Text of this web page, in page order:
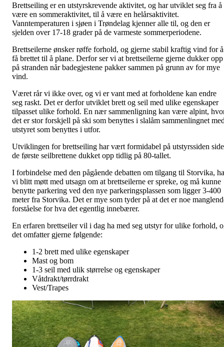
Brettseiling er en utstyrskrevende aktivitet, og har utviklet seg fra å
være en sommeraktivitet, til å være en helårsaktivitet.
Vanntemperaturen i sjøen i Trøndelag kjenner alle til, og den er
sjelden over 17-18 grader på de varmeste sommerperiodene.
Brettseilerne ønsker røffe forhold, og gjerne stabil kraftig vind for å
få brettet til å plane. Derfor ser vi at brettseilerne gjerne dukker opp
på stranden når badegjestene pakker sammen på grunn av for mye
vind.
Været rår vi ikke over, og vi er vant med at forholdene kan endre
seg raskt. Det er derfor utviklet brett og seil med ulike egenskaper
tilpasset ulike forhold. En nær sammenligning kan være alpint,
det er stor forskjell på ski som benyttes i slalåm sammenlingnet
utstyret som benyttes i utfor.
Utviklingen for brettseiling har vært formidabel på utstyrssiden
de første seilbrettene dukket opp tidlig på 80-tallet.
I forbindelse med den pågående debatten om tilgang til Storvika,
vi blitt møtt med utsagn om at brettseilerne er spreke, og må kunne
benytte parkering ved den nye parkeringsplassen som ligger 3-400
meter fra Storvika. Det er mye som tyder på at det er noe
forståelse for hva det egentlig innebærer.
En erfaren brettseiler vil i dag ha med seg utstyr for ulike forhold,
det omfatter gjerne følgende:
1-2 brett med ulike egenskaper
Mast og bom
1-3 seil med ulik størrelse og egenskaper
Våtdrakt/tørrdrakt
Vest/Trapes